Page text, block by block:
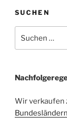
SUCHEN
nach:
Wir verkaufen
Bundesländern